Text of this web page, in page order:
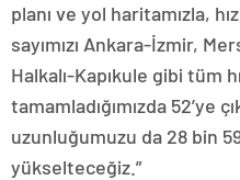
planı ve yol haritamızla,
sayımızı Ankara-İzmir,
Halkalı-Kapıkule gibi tüm
tamamladığımızda 52’ye
uzunluğumuzu da 28 bin
yükselteceğiz.”